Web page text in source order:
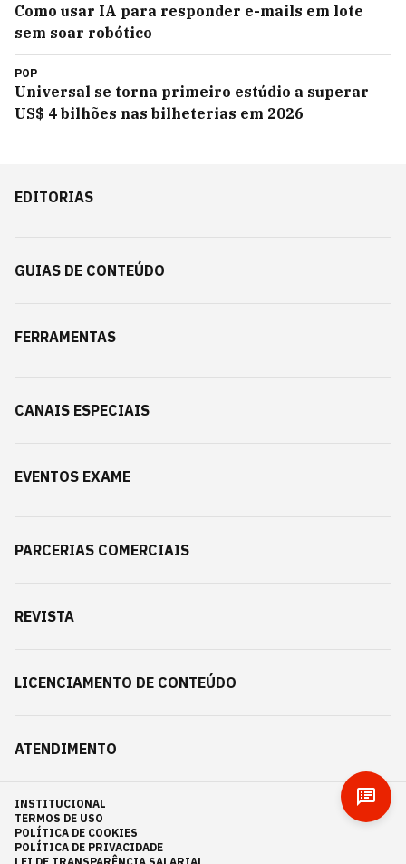
Como usar IA para responder e-mails em lote
sem soar robótico
POP
Universal se torna primeiro estúdio a superar
US$ 4 bilhões nas bilheterias em 2026
EDITORIAS
GUIAS DE CONTEÚDO
FERRAMENTAS
CANAIS ESPECIAIS
EVENTOS EXAME
PARCERIAS COMERCIAIS
REVISTA
LICENCIAMENTO DE CONTEÚDO
ATENDIMENTO
INSTITUCIONAL
TERMOS DE USO
POLÍTICA DE COOKIES
POLÍTICA DE PRIVACIDADE